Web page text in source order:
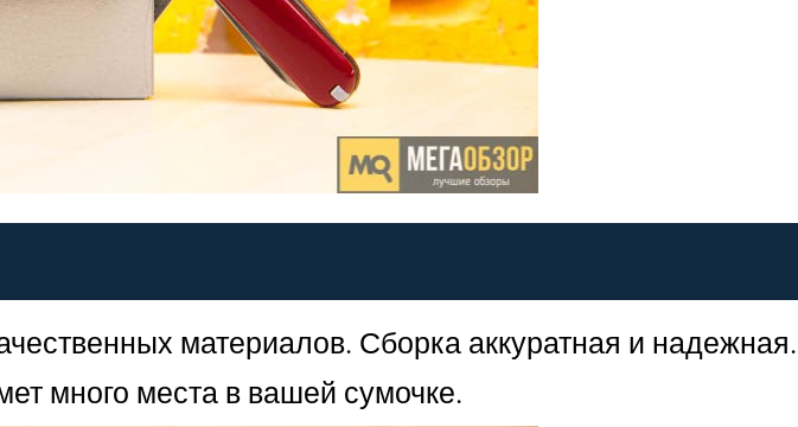
материалов. Сборка аккуратная и
много места в вашей сумочке.